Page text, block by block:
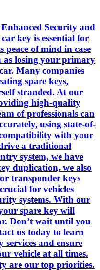
Security and
key is essential for
peace of mind in case
as losing your primary
Many companies
spare keys,
stranded. At our
high-quality
of professionals can
using state-of-
with your
a traditional
system, we have
duplication, we also
transponder keys
for vehicles
systems. With our
spare key will
Don’t wait until you
us today to learn
and ensure
vehicle at all times.
are our top priorities.